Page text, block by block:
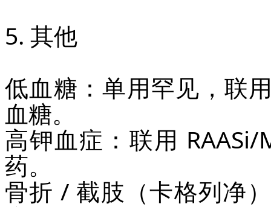
5. 其他
低血糖：单用罕见，联
血糖。
高钾血症：联用
药。
骨折 / 截肢（卡格列净